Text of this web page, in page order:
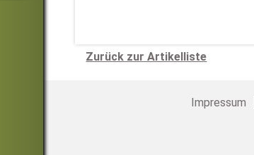
Zurück zur Artikelliste
Impressum